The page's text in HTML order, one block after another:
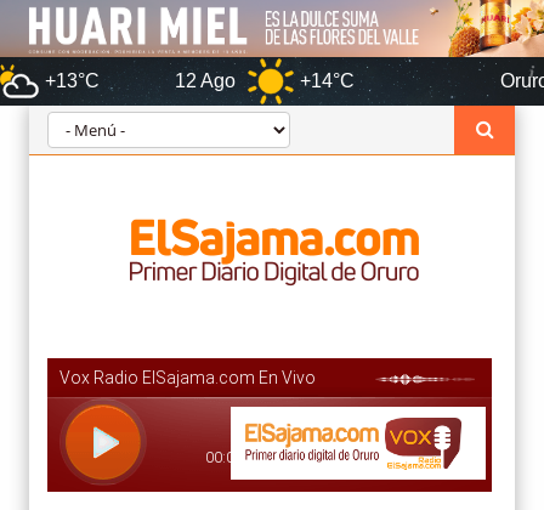
12 Ago +14°C Oruro